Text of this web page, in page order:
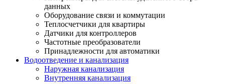
данных
Оборудование связи и коммутации
Теплосчетчики для квартиры
Датчики для контроллеров
Частотные преобразователи
Принадлежности для автоматики
Водоотведение и канализация
Наружная канализация
Внутренняя канализация